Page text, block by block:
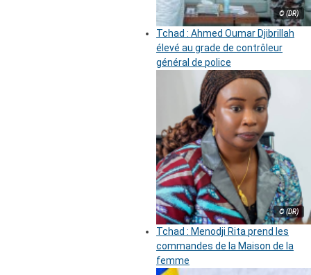
© (DR)
Tchad : Ahmed Oumar Djibrillah
élevé au grade de contrôleur
général de police
© (DR)
Tchad : Menodji Rita prend les
commandes de la Maison de la
femme